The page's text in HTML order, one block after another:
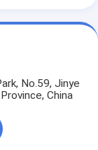
No.59, Jinye
China